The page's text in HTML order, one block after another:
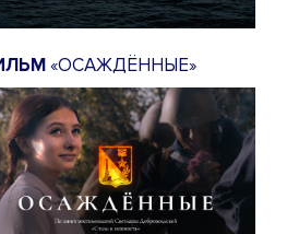
«ОСАЖДЁННЫЕ»